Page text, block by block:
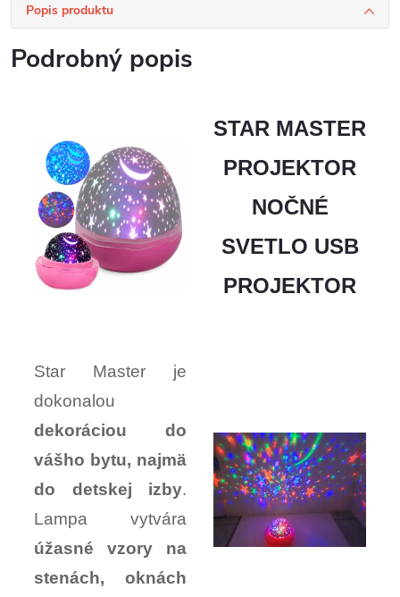
Popis produktu
Podrobný popis
STAR MASTER
PROJEKTOR
NOČNÉ
SVETLO USB
PROJEKTOR
Star Master je
dokonalou
dekoráciou do
vášho bytu, najmä
do detskej izby.
Lampa vytvára
úžasné vzory na
stenách, oknách